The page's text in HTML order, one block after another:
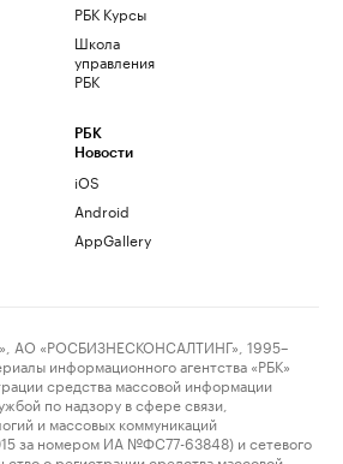
РБК Курсы
Школа
управления
РБК
РБК
Новости
iOS
Android
AppGallery
АО «РОСБИЗНЕСКОНСАЛТИНГ», 1995–
информационного агентства «РБК»
средства массовой информации
по надзору в сфере связи,
и массовых коммуникаций
за номером ИА №ФС77-63848) и сетевого